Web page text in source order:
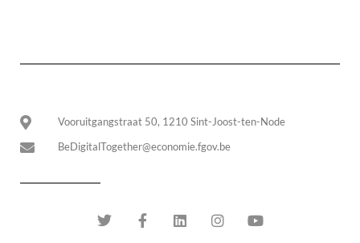
Vooruitgangstraat 50, 1210 Sint-Joost-ten-Node
BeDigitalTogether@economie.fgov.be